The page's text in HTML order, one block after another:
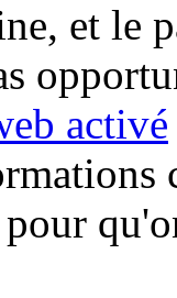
et le
activé